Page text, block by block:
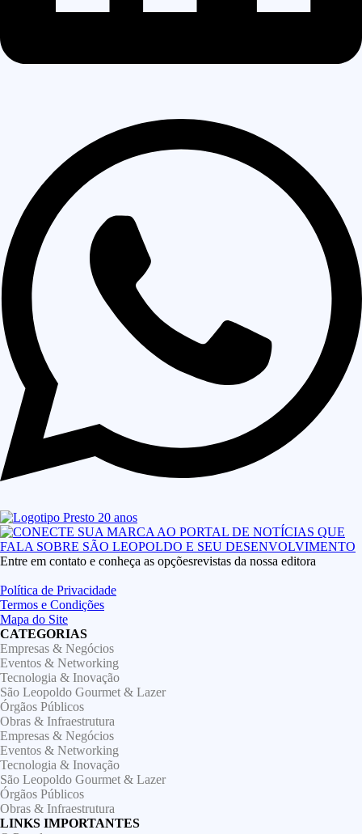
Entre em contato e conheça as opçõesrevistas da nossa editora
Política de Privacidade
Termos e Condições
Mapa do Site
CATEGORIAS
Empresas & Negócios
Eventos & Networking
Tecnologia & Inovação
São Leopoldo Gourmet & Lazer
Órgãos Públicos
Obras & Infraestrutura
Empresas & Negócios
Eventos & Networking
Tecnologia & Inovação
São Leopoldo Gourmet & Lazer
Órgãos Públicos
Obras & Infraestrutura
LINKS IMPORTANTES